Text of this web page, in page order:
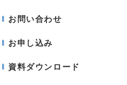
お問い合わせ
お申し込み
資料ダウンロード